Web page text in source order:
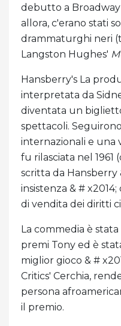
debutto a Broadway
allora, c'erano stati
drammaturghi neri
Langston Hughes'
Hansberry's La
interpretata da
diventata un
spettacoli.
internazionali e una
fu rilasciata nel 1961
scritta da Hansberry
insistenza & #
di vendita dei diritti
La commedia è
premi Tony ed è
miglior gioco & #
Critics' Cerchia,
persona
il premio.